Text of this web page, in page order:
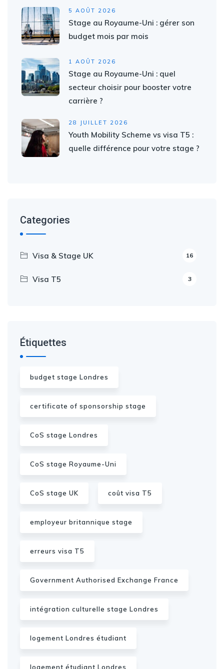
5 AOÛT 2026
Stage au Royaume-Uni : gérer son
budget mois par mois
1 AOÛT 2026
Stage au Royaume-Uni : quel
secteur choisir pour booster votre
carrière ?
28 JUILLET 2026
Youth Mobility Scheme vs visa T5 :
quelle différence pour votre stage ?
Categories
Visa & Stage UK 16
Visa T5 3
Étiquettes
budget stage Londres
certificate of sponsorship stage
CoS stage Londres
CoS stage Royaume-Uni
CoS stage UK coût visa T5
employeur britannique stage
erreurs visa T5
Government Authorised Exchange France
intégration culturelle stage Londres
logement Londres étudiant
logement étudiant Londres